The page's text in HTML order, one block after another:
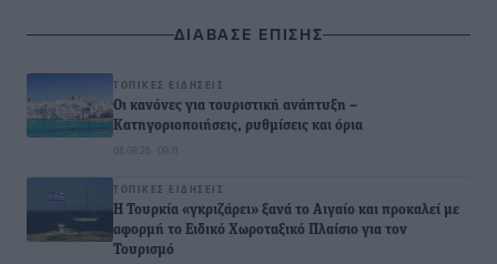
ΔΙΑΒΑΣΕ ΕΠΙΣΗΣ
ΤΟΠΙΚΈΣ ΕΙΔΉΣΕΙΣ
Οι κανόνες για τουριστική ανάπτυξη –
Κατηγοριοποιήσεις, ρυθμίσεις και όρια
08.08.26 · 09:11
ΤΟΠΙΚΈΣ ΕΙΔΉΣΕΙΣ
Η Τουρκία «γκριζάρει» ξανά το Αιγαίο και προκαλεί με
αφορμή το Ειδικό Χωροταξικό Πλαίσιο για τον
Τουρισμό